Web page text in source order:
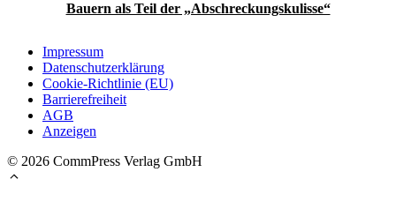
Bauern als Teil der „Abschreckungskulisse“
Impressum
Datenschutzerklärung
Cookie-Richtlinie (EU)
Barrierefreiheit
AGB
Anzeigen
© 2026 CommPress Verlag GmbH